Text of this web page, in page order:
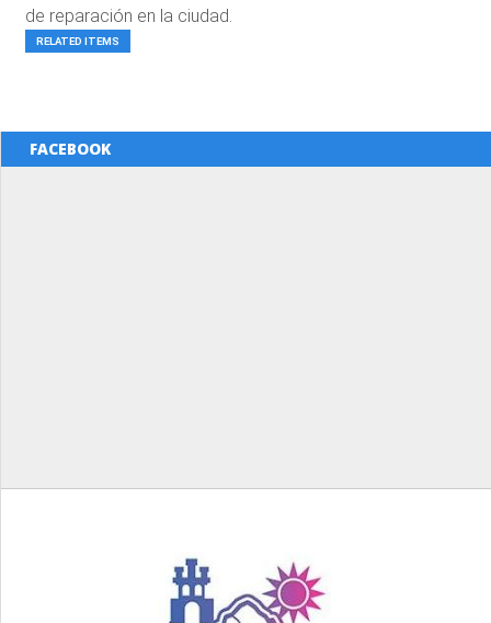
de reparación en la ciudad.
RELATED ITEMS
FACEBOOK